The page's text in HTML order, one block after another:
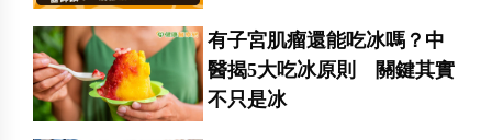
有子宮肌瘤還能吃冰嗎？中
醫揭5大吃冰原則 關鍵其實
不只是冰